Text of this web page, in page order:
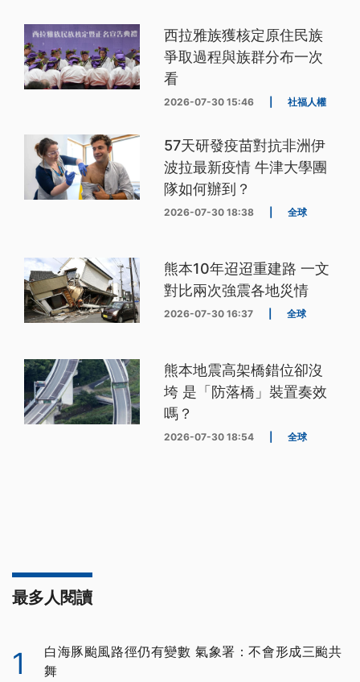
西拉雅族獲核定原住民族
爭取過程與族群分布一次
看
2026-07-30 15:46 社福人權
57天研發疫苗對抗非洲伊
波拉最新疫情 牛津大學團
隊如何辦到？
2026-07-30 18:38 全球
熊本10年迢迢重建路 一文
對比兩次強震各地災情
2026-07-30 16:37 全球
熊本地震高架橋錯位卻沒
垮 是「防落橋」裝置奏效
嗎？
2026-07-30 18:54 全球
最多人閱讀
1
白海豚颱風路徑仍有變數 氣象署：不會形成三颱共
舞